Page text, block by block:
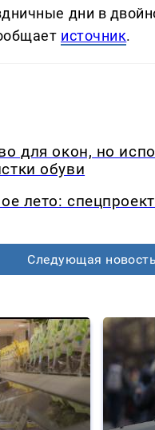
дни в
источник.
для окон, но
обуви
лето:
Следующая